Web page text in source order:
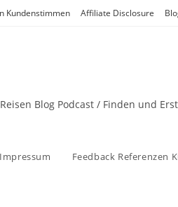
Kundenstimmen Affiliate Disclosure
Blog Podcast / Finden und
Feedback Referenzen